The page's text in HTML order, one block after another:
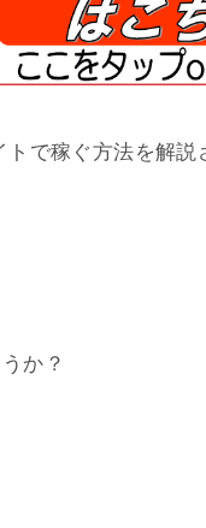
で稼ぐ方法を解説
か？